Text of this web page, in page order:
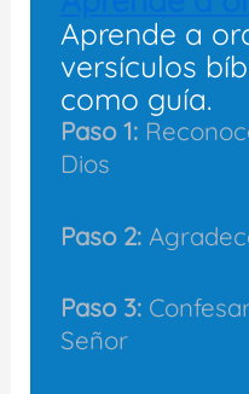
Aprende a
versículos
como guía.
Paso 1:
Dios
Paso 2:
Paso 3:
Señor